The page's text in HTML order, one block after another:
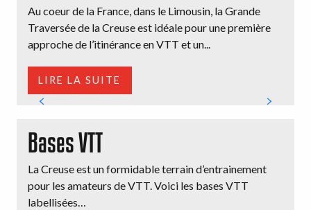
Au coeur de la France, dans le Limousin, la Grande
Traversée de la Creuse est idéale pour une première
approche de l’itinérance en VTT et un...
LIRE LA SUITE
Bases VTT
La Creuse est un formidable terrain d’entrainement
pour les amateurs de VTT. Voici les bases VTT
labellisées…